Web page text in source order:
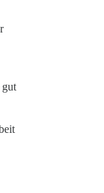
gut